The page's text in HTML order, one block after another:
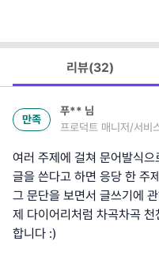
리뷰(32)
만족
푸** 님
프로덕트 매니저/서비
여러 주제에 걸쳐 문어발식
글을 쓴다고 하면 응당 한 주
그 문단을 보면서 글쓰기에
제 다이어리처럼 차곡차곡
합니다 :)